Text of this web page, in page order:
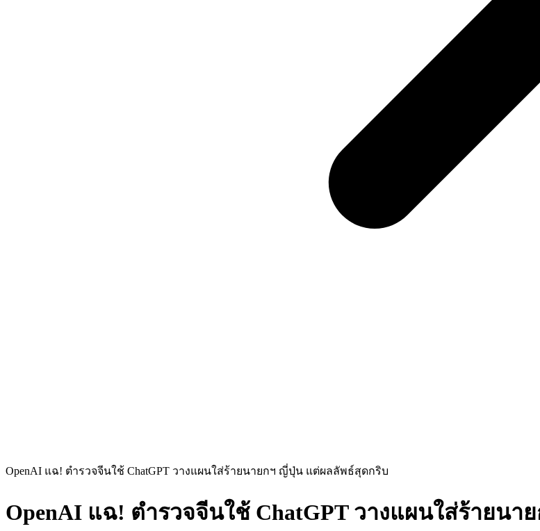
OpenAI แฉ! ตำรวจจีนใช้ ChatGPT วางแผนใส่ร้ายนายกฯ ญี่ปุ่น แต่ผลลัพธ์สุดกริบ
OpenAI แฉ! ตำรวจจีนใช้ ChatGPT วางแผนใส่ร้ายน